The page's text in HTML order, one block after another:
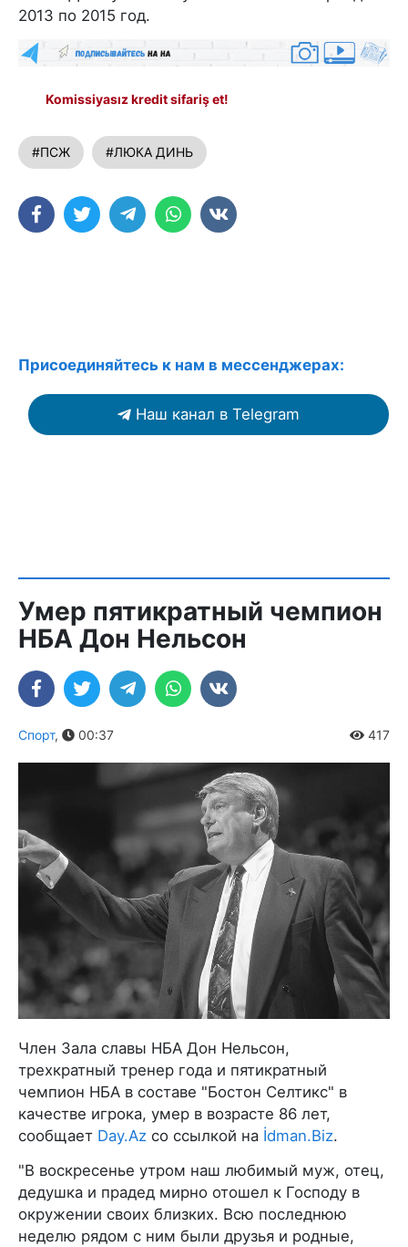
2013 по 2015 год.
Komissiyasız kredit sifariş et!
#ПСЖ #ЛЮКА ДИНЬ
Присоединяйтесь к нам в мессенджерах:
Наш канал в Telegram
Умер пятикратный чемпион
НБА Дон Нельсон
Спорт, 00:37 417
Член Зала славы НБА Дон Нельсон,
трехкратный тренер года и пятикратный
чемпион НБА в составе "Бостон Селтикс" в
качестве игрока, умер в возрасте 86 лет,
сообщает Day.Az со ссылкой на İdman.Biz.
"В воскресенье утром наш любимый муж, отец,
дедушка и прадед мирно отошел к Господу в
окружении своих близких. Всю последнюю
неделю рядом с ним были друзья и родные,